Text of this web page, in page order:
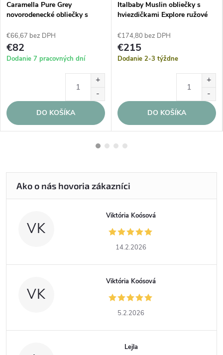
Caramella Pure Grey
novorodenecké obliečky s
€66,67 bez DPH
€82
Dodanie 7 pracovných dní
DO KOŠÍKA
Italbaby Muslin obliečky s
hviezdičkami Explore ružové
€174,80 bez DPH
€215
Dodanie 2-3 týždne
DO KOŠÍKA
VK
Viktória Koósová
14.2.2026
VK
Viktória Koósová
5.2.2026
Lejla